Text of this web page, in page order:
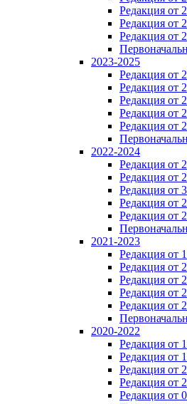
Редакция от
Редакция от
Редакция от
2023-2025
Редакция от
Редакция от
Редакция от
Редакция от
Редакция от
2022-2024
Редакция от
Редакция от
Редакция от
Редакция от
Редакция от
2021-2023
Редакция от
Редакция от
Редакция от
Редакция от
Редакция от
2020-2022
Редакция от
Редакция от
Редакция от
Редакция от
Редакция от